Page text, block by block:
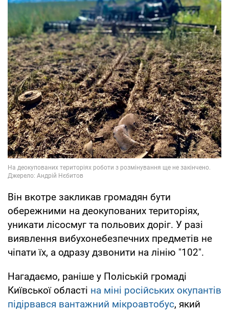
Він вкотре закликав громадян бути
обережними на деокупованих територіях,
уникати лісосмуг та польових доріг. У разі
виявлення вибухонебезпечних предметів не
чіпати їх, а одразу дзвонити на лінію "102".
Нагадаємо, раніше у Поліській громаді
Київської області на міні російських окупантів
підірвався вантажний мікроавтобус, який